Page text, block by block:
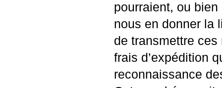
pourraient, ou
nous en donner la
de transmettre
frais d’expédition
reconnaissance